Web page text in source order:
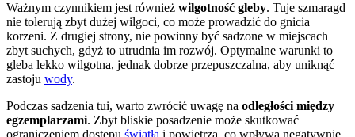
Ważnym czynnikiem jest również wilgotność gleby. Tuje szmaragd
nie tolerują zbyt dużej wilgoci, co może prowadzić do gnicia
korzeni. Z drugiej strony, nie powinny być sadzone w miejscach
zbyt suchych, gdyż to utrudnia im rozwój. Optymalne warunki to
gleba lekko wilgotna, jednak dobrze przepuszczalna, aby uniknąć
zastoju wody.
Podczas sadzenia tui, warto zwrócić uwagę na odległości między
egzemplarzami. Zbyt bliskie posadzenie może skutkować
ograniczeniem dostępu światła i powietrza, co wpływa negatywnie